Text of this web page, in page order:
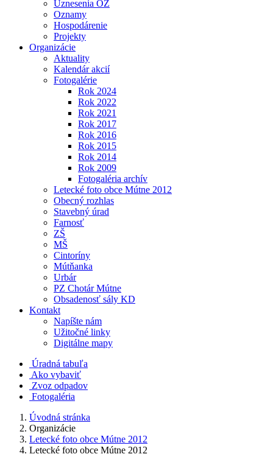
Uznesenia OZ
Oznamy
Hospodárenie
Projekty
Organizácie
Aktuality
Kalendár akcií
Fotogalérie
Rok 2024
Rok 2022
Rok 2021
Rok 2017
Rok 2016
Rok 2015
Rok 2014
Rok 2009
Fotogaléria archív
Letecké foto obce Mútne 2012
Obecný rozhlas
Stavebný úrad
Farnosť
ZŠ
MŠ
Cintoríny
Mútňanka
Urbár
PZ Chotár Mútne
Obsadenosť sály KD
Kontakt
Napíšte nám
Užitočné linky
Digitálne mapy
Úradná tabuľa
Ako vybaviť
Zvoz odpadov
Fotogaléria
Úvodná stránka
Organizácie
Letecké foto obce Mútne 2012
Letecké foto obce Mútne 2012